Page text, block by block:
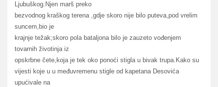
Ljubuškog.Njen marš preko
bezvodnog kraškog terena ,gdje skoro nije bilo puteva,pod vrelim
suncem,bio je
krajnje težak;skoro pola bataljona bilo je zauzeto vođenjem
tovarnih životinja iz
opskrbne čete,koja je tek oko ponoći stigla u bivak trupa.Kako su
vijesti koje u u međuvremenu stigle od kapetana Desovića
upućivale na